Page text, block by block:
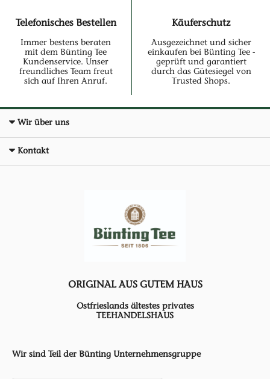
Telefonisches Bestellen
Immer bestens beraten
mit dem Bünting Tee
Kundenservice. Unser
freundliches Team freut
sich auf Ihren Anruf.
Käuferschutz
Ausgezeichnet und sicher
einkaufen bei Bünting Tee -
geprüft und garantiert
durch das Gütesiegel von
Trusted Shops.
Wir über uns
Kontakt
ORIGINAL AUS GUTEM HAUS
Ostfrieslands ältestes privates
TEEHANDELSHAUS
Wir sind Teil der Bünting Unternehmensgruppe